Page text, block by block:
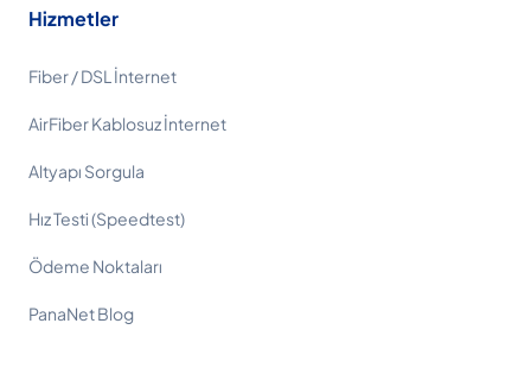
Hizmetler
Fiber / DSL İnternet
AirFiber Kablosuz İnternet
Altyapı Sorgula
Hız Testi (Speedtest)
Ödeme Noktaları
PanaNet Blog